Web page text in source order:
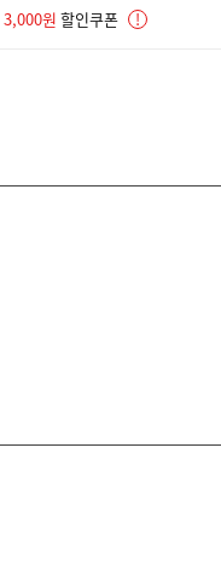
3,000원 할인쿠폰 !